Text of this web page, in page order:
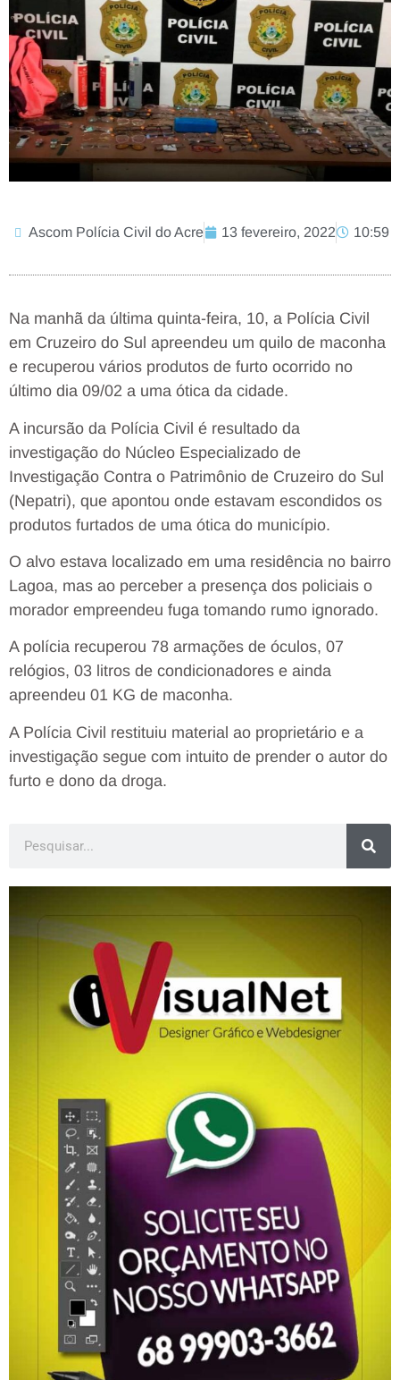
Ascom Polícia Civil do Acre 13 fevereiro, 2022 10:59
Na manhã da última quinta-feira, 10, a Polícia Civil
em Cruzeiro do Sul apreendeu um quilo de maconha
e recuperou vários produtos de furto ocorrido no
último dia 09/02 a uma ótica da cidade.
A incursão da Polícia Civil é resultado da
investigação do Núcleo Especializado de
Investigação Contra o Patrimônio de Cruzeiro do Sul
(Nepatri), que apontou onde estavam escondidos os
produtos furtados de uma ótica do município.
O alvo estava localizado em uma residência no bairro
Lagoa, mas ao perceber a presença dos policiais o
morador empreendeu fuga tomando rumo ignorado.
A polícia recuperou 78 armações de óculos, 07
relógios, 03 litros de condicionadores e ainda
apreendeu 01 KG de maconha.
A Polícia Civil restituiu material ao proprietário e a
investigação segue com intuito de prender o autor do
furto e dono da droga.